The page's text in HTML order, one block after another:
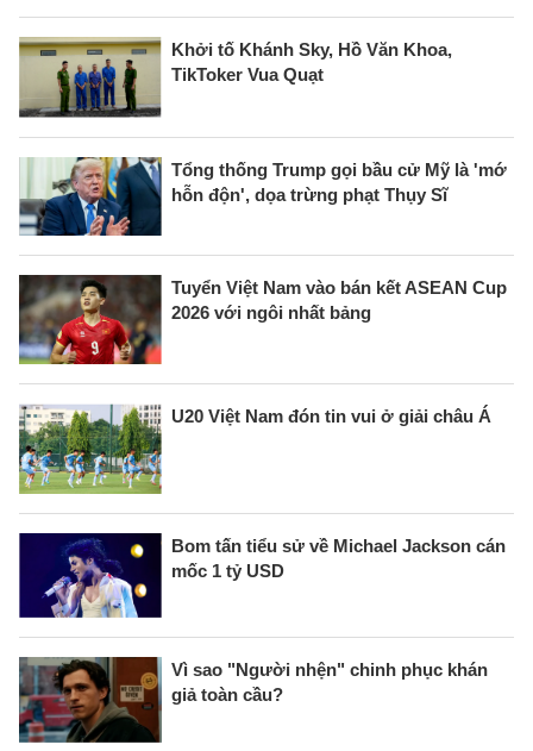
Khởi tố Khánh Sky, Hồ Văn Khoa,
TikToker Vua Quạt
Tổng thống Trump gọi bầu cử Mỹ là 'mớ
hỗn độn', dọa trừng phạt Thụy Sĩ
Tuyển Việt Nam vào bán kết ASEAN Cup
2026 với ngôi nhất bảng
U20 Việt Nam đón tin vui ở giải châu Á
Bom tấn tiểu sử về Michael Jackson cán
mốc 1 tỷ USD
Vì sao "Người nhện" chinh phục khán
giả toàn cầu?